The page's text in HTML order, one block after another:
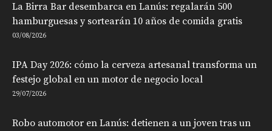
La Birra Bar desembarca en Lanús: regalarán 500
hamburguesas y sortearán 10 años de comida gratis
03/08/2026
IPA Day 2026: cómo la cerveza artesanal transforma un
festejo global en un motor de negocio local
29/07/2026
Robo automotor en Lanús: detienen a un joven tras un